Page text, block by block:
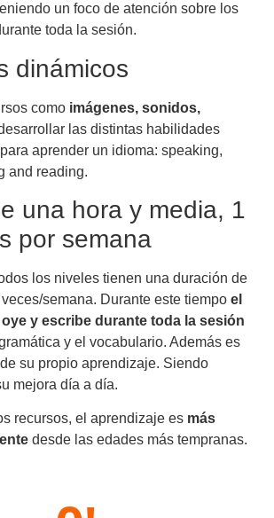
un foco de atención sobre los
toda la sesión.
dinámicos
como imágenes, sonidos,
las distintas habilidades
aprender un idioma: speaking,
and reading.
una hora y media, 1
por semana
los niveles tienen una duración de
semana. Durante este tiempo el
y escribe durante toda la sesión
y el vocabulario. Además es
su propio aprendizaje. Siendo
mejora día a día.
recursos, el aprendizaje es más
desde las edades más tempranas.